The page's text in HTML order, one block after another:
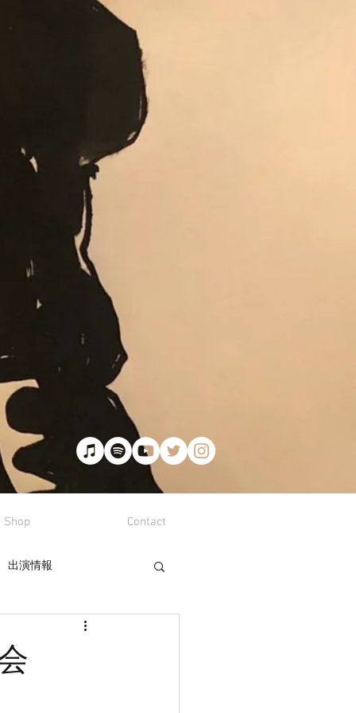
Shop Contact
出演情報